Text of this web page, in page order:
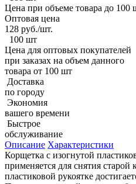
Цена при объеме товара до 100
Оптовая цена
128 руб./шт.
100 шт
Цена для оптовых покупателей
при заказах на объем данного
товара от 100 шт
Доставка
по городу
Экономия
вашего времени
Быстрое
обслуживание
Описание Характеристики
Корщетка с изогнутой
применяется для снятия
пластиковой рукоятке